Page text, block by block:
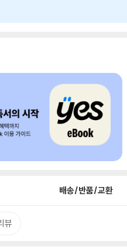
배송/반품/교환
뷰